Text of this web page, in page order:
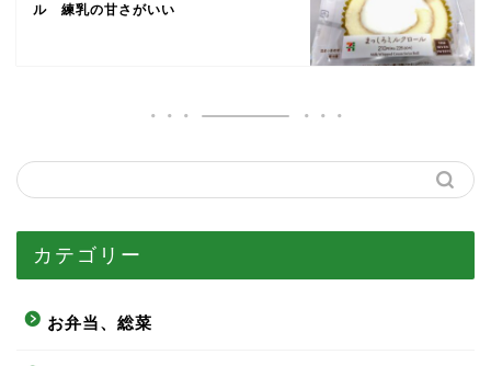
ル 練乳の甘さがいい
カテゴリー
お弁当、総菜